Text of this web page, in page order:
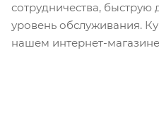
сотрудничества, быструю
уровень обслуживания.
нашем интернет-